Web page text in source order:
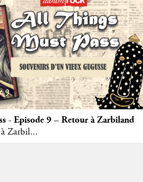
- Episode 9 – Retour à Zarbiland
Zarbil...